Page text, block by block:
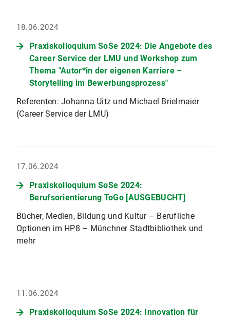
18.06.2024
Praxiskolloquium SoSe 2024: Die Angebote des
Career Service der LMU und Workshop zum
Thema "Autor*in der eigenen Karriere –
Storytelling im Bewerbungsprozess"
Referenten: Johanna Uitz und Michael Brielmaier
(Career Service der LMU)
17.06.2024
Praxiskolloquium SoSe 2024:
Berufsorientierung ToGo [AUSGEBUCHT]
Bücher, Medien, Bildung und Kultur – Berufliche
Optionen im HP8 – Münchner Stadtbibliothek und
mehr
11.06.2024
Praxiskolloquium SoSe 2024: Innovation für